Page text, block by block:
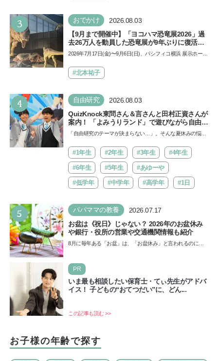
3 おでかけ 2026.08.03
【9月まで開催中】「ヨコハマ恐竜展2026」過
去26万人を動員した恐竜展が9年ぶりに復活！
夏休みのおでかけで楽しむポイントを完全ガイ
2026年7月17日(金)〜9月6日(日)、パシフィコ横浜 展示ホール
催…#北本祐子
4 自由研究 2026.08.03
QuizKnock東問さん＆言さんと田村正資さんが
案内！ 「よみうりランド」で遊びながら自由研
究が進む期間限定イベントが開催
「自由研究のテーマが決まらない…」。そんな夏休みの悩み
バ!!…
#1年生 #2年生 #3年生 #4年生
#6年生 #5年生 #あゆーや
#低学年 #中学年 #高学年 #1日
5 パパママの教養 2026.07.17
お盆は《祝日》じゃない？ 2026年のお盆休み
や銀行・役所の営業や交通機関情報も紹介
8月に毎年ある「お盆」は、「お盆休み」と言われるのに祝
PR
いま最も相談したい保育士・てぃ先生がアドバ
イス！ 子どもの“おてつだい”に、どん...
この記事も読む >>
お子様の年齢で探す